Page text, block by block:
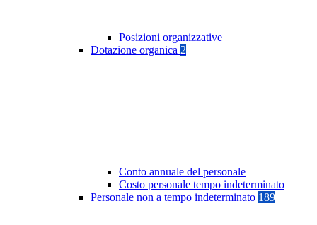
Posizioni organizzative
Dotazione organica 2
Conto annuale del personale
Costo personale tempo indeterminato
Personale non a tempo indeterminato 189